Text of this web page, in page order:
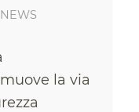
NEWS
la via